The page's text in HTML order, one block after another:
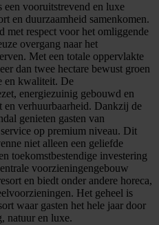
een vooruitstrevend en luxe
en duurzaamheid samenkomen.
respect voor het omliggende
overgang naar het
Met een totale oppervlakte
dan twee hectare bewust groen
en kwaliteit. De
energiezuinig gebouwd en
verhuurbaarheid. Dankzij de
genieten gasten van
op premium niveau. Dit
niet alleen een geliefde
toekomstbestendige investering
voorzieningengebouw
en biedt onder andere horeca,
Het geheel is
waar gasten het hele jaar door
natuur en luxe.